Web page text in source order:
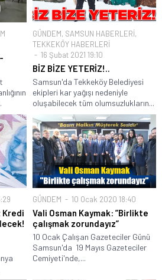
GÜNDEM, SAMSUN HABERLERİ,
TEKKEKÖY HABERLERİ
16 Şubat 2021 19:10
BİZ BİZE YETERİZ!..
Samsun'da Tekkeköy Belediyesi
ekipleri kar yağışı nedeniyle
oluşabilecek tüm olumsuzlukların...
Kredi
GÜNDEM 10 Ocak 2020 18:40
Vali Osman Kaymak: ”Birlikte
çalışmak zorundayız”
10 Ocak Çalışan Gazeteciler Günü
Samsun'da 19 Mayıs Gazeteciler
Cemiyeti'nde,...